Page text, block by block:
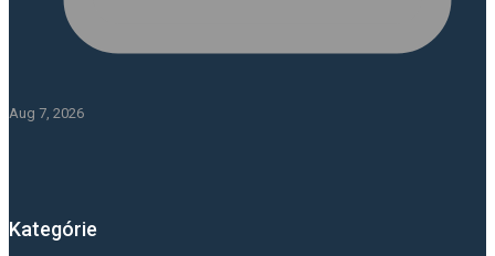
Aug 7, 2026
Kategórie